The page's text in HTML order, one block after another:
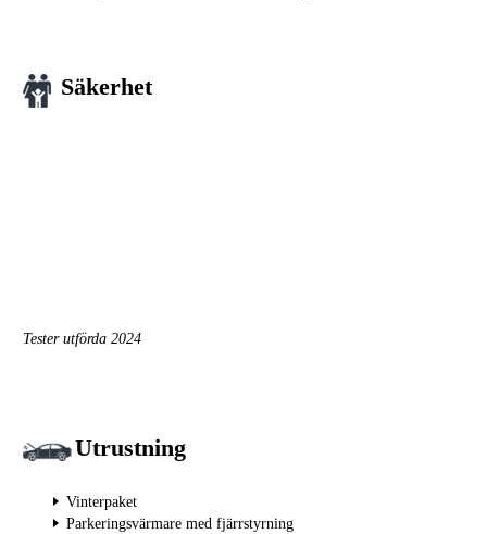
Utrustning
Vinterpaket
Parkeringsvärmare med fjärrstyrning
Säkerhet
Tester utförda 2024